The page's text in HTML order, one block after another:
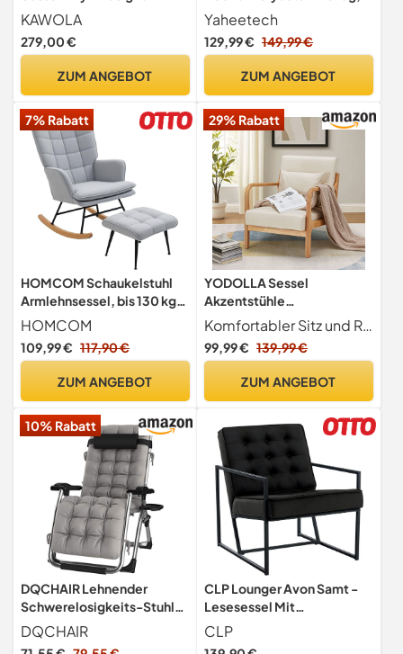
Loungesessel mit
Samtbezug, Retro
Clubsessel mit
Stylisch, Petrol
KAWOLA
279,00 €
ZUM ANGEBOT
Fernsehsessel
Armlehnensessel
Polstersessel Relaxsessel
Plüsch Stilvolles Design
Yaheetech
129,99 € 149,99 €
ZUM ANGEBOT
7% Rabatt
HOMCOM Schaukelstuhl
Armlehnsessel, bis 130 kg
Belastbarkeit, Hellgrau
HOMCOM
109,99 € 117,90 €
ZUM ANGEBOT
29% Rabatt
YODOLLA Sessel
Akzentstühle
Cocktailsessel für
Wohnzimmer, Moderner
loungesessel Lesesessel
Accent Chairs Beige,
Komfortabler Sitz und Rückenlehne Die Sitzfläche und Rückenlehne dieses Akzentstuhls sind mit hochdichtem Schaumstoff gefüllt, der weich genug ist, um sich zu genießen und Ihren Körper nach müden Arbeiten zu entspannen. Außerdem verfügt der Leinenbezug über eine sanfte Textur und eine angenehme Haptik, die Ihnen ein besonders angenehmes Gefühl bietet.
99,99 € 139,99 €
ZUM ANGEBOT
10% Rabatt
DQCHAIR Lehnender
Schwerelosigkeits-Stuhl
im Freien mit
Getränkehalter,
DQCHAIR
CLP Lounger Avon Samt -
Lesesessel Mit
Gestepptem Samtbezug
Und Stabilem
CLP